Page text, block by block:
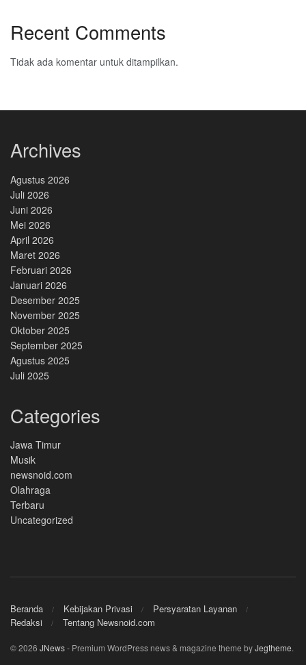
Recent Comments
Tidak ada komentar untuk ditampilkan.
Archives
Agustus 2026
Juli 2026
Juni 2026
Mei 2026
April 2026
Maret 2026
Februari 2026
Januari 2026
Desember 2025
November 2025
Oktober 2025
September 2025
Agustus 2025
Juli 2025
Categories
Jawa Timur
Musik
newsnoid.com
Olahraga
Terbaru
Uncategorized
Beranda Kebijakan Privasi
Persyaratan Layanan
Redaksi
Tentang Newsnoid.com
© 2026 JNews- Premium WordPress news & magazine theme byJegtheme.